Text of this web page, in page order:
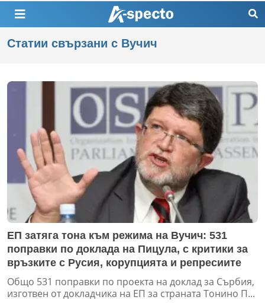
Статии свързани с Вучич
ЕП затяга тона към режима на Вучич: 531
поправки по доклада на Пицула, с критики за
връзките с Русия, корупцията и репресиите
Общо 531 поправки по проекта на доклад за Сърбия,
изготвен от докладчика на ЕП за страната Тонино П...